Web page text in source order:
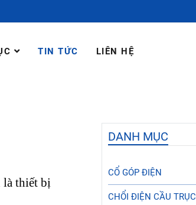
TIN TỨC LIÊN HỆ
là thiết bị
DANH MỤC
CỔ GÓP ĐIỆN
CHỔI ĐIỆN CẦU TRỤC